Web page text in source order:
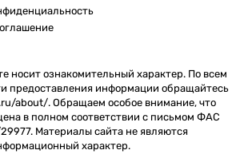
носит ознакомительный характер. По всем
предоставления информации обращайтесь
about/. Обращаем особое внимание, что
в полном соответствии с письмом ФАС
Материалы сайта не являются
характер.